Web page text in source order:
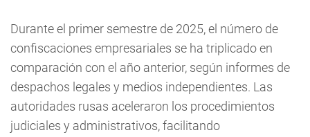
Durante el primer semestre de 2025, el número de
confiscaciones empresariales se ha triplicado en
comparación con el año anterior, según informes de
despachos legales y medios independientes. Las
autoridades rusas aceleraron los procedimientos
judiciales y administrativos, facilitando